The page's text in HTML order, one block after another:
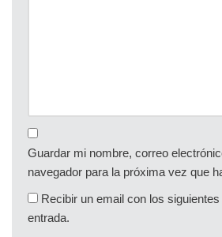
Guardar mi nombre, correo
navegador para la próxima vez que
Recibir un email con los
entrada.